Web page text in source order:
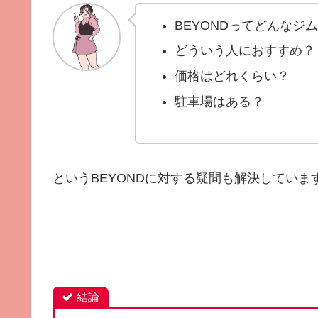
BEYONDってどんなジム
どういう人におすすめ？
価格はどれくらい？
駐車場はある？
というBEYONDに対する疑問も解決していま
結論